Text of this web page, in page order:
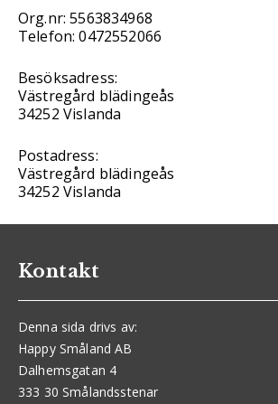
Org.nr: 5563834968
Telefon: 0472552066
Besöksadress:
Västregård blädingeås
34252 Vislanda
Postadress:
Västregård blädingeås
34252 Vislanda
Kontakt
Denna sida drivs av:
Happy Småland AB
Dalhemsgatan 4
333 30 Smålandsstenar